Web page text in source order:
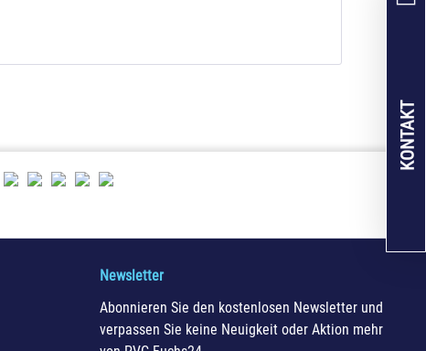
Newsletter
Abonnieren Sie den kostenlosen Newsletter und
verpassen Sie keine Neuigkeit oder Aktion mehr
KONTAKT